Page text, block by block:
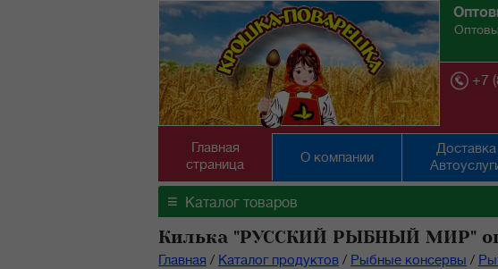
+7
Главная
страница
О компании
Доставка
≡ Каталог товаров
Килька "РУССКИЙ РЫБНЫЙ МИР"
Главная / Каталог продуктов / Рыбные консервы /